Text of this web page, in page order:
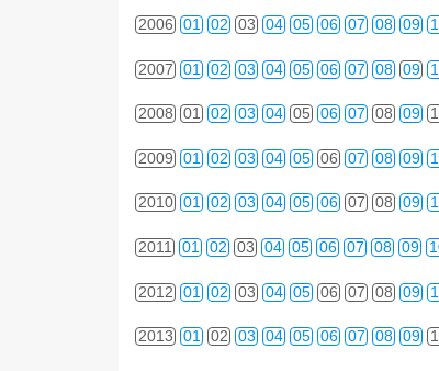
2006 01 02 03 04 05 06 07 08 09
2007 01 02 03 04 05 06 07 08 09
2008 01 02 03 04 05 06 07 08 09
2009 01 02 03 04 05 06 07 08 09
2010 01 02 03 04 05 06 07 08 09
2011 01 02 03 04 05 06 07 08 09
2012 01 02 03 04 05 06 07 08 09
2013 01 02 03 04 05 06 07 08 09